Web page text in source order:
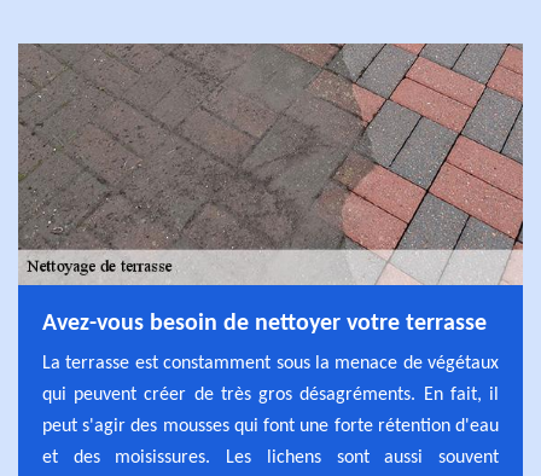
Avez-vous besoin de nettoyer votre terrasse
La terrasse est constamment sous la menace de végétaux
qui peuvent créer de très gros désagréments. En fait, il
peut s'agir des mousses qui font une forte rétention d'eau
et des moisissures. Les lichens sont aussi souvent